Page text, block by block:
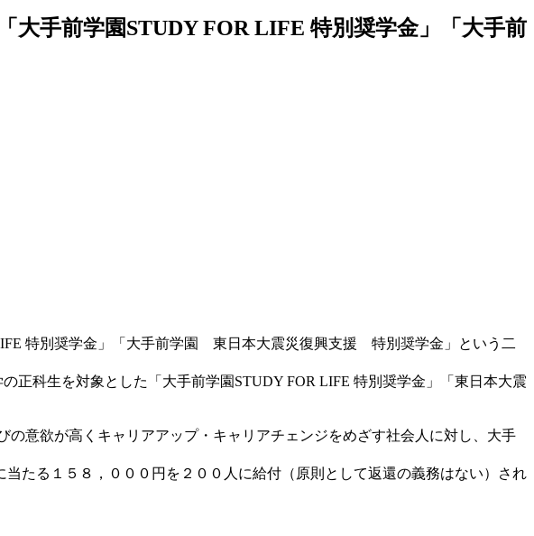
手前学園STUDY FOR LIFE 特別奨学金」「大手前
特別奨学金」「大手前学園 東日本大震災復興支援 特別奨学金」という二
科生を対象とした「大手前学園STUDY FOR LIFE 特別奨学金」「東日本大震
意欲が高くキャリアアップ・キャリアチェンジをめざす社会人に対し、大手
たる１５８，０００円を２００人に給付（原則として返還の義務はない）され